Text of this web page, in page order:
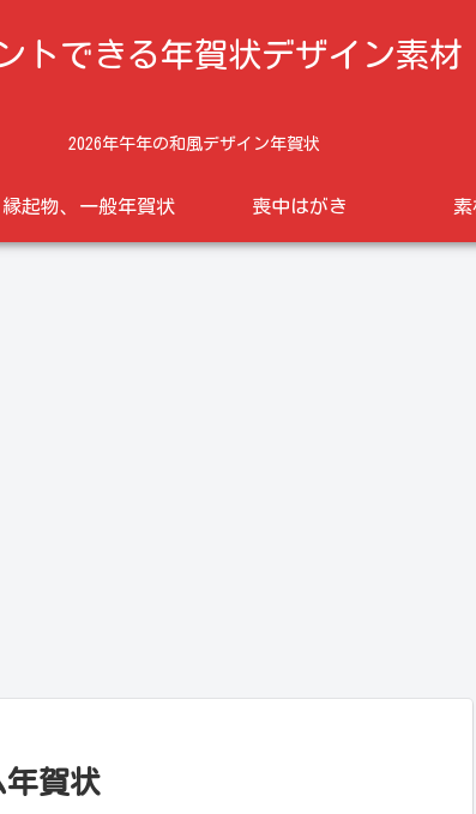
トできる年賀状デザイン素材
2026年午年の和風デザイン年賀状
縁起物、一般年賀状 喪中はがき
年賀状